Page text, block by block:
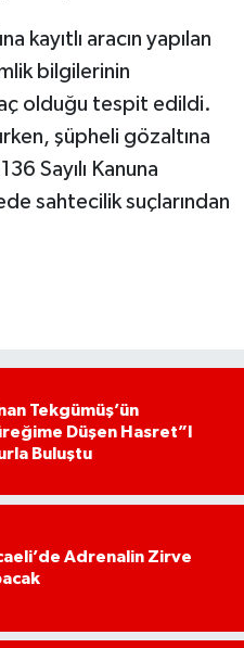
kayıtlı aracın yapılan
bilgilerinin
olduğu tespit edildi.
şüpheli gözaltına
Sayılı Kanuna
sahtecilik suçlarından
Tekgümüş’ün
Düşen Hasret”I
Buluştu
Adrenalin Zirve